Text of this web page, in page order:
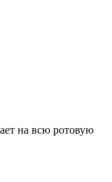
на всю ротовую